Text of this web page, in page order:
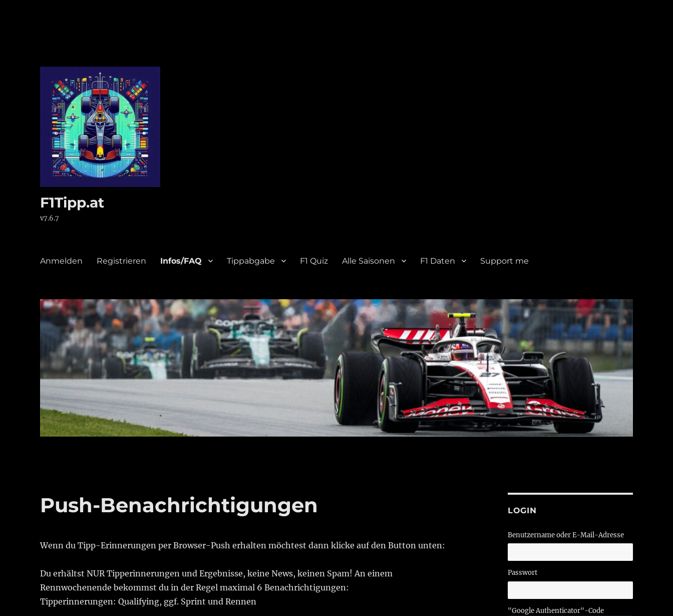
F1Tipp.at
v7.6.7
Anmelden Registrieren Infos/FAQ Tippabgabe F1 Quiz Alle Saisonen F1 Daten Support me
Push-Benachrichtigungen
Wenn du Tipp-Erinnerungen per Browser-Push erhalten möchtest dann klicke auf den Button unten:
Du erhältst NUR Tipperinnerungen und Ergebnisse, keine News, keinen Spam! An einem
Rennwochenende bekommst du in der Regel maximal 6 Benachrichtigungen:
Tipperinnerungen: Qualifying, ggf. Sprint und Rennen
LOGIN
Benutzername oder E-Mail-Adresse
Passwort
"Google Authenticator"-Code